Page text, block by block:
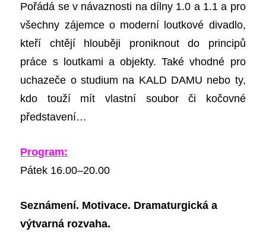
Pořádá se v návaznosti na dílny 1.0 a 1.1 a pro
všechny zájemce o moderní loutkové divadlo,
kteří chtějí hlouběji proniknout do principů
práce s loutkami a objekty. Také vhodné pro
uchazeče o studium na KALD DAMU nebo ty,
kdo touží mít vlastní soubor či kočovné
představení…
Program:
Pátek 16.00–20.00
Seznámení. Motivace. Dramaturgická a
výtvarná rozvaha.